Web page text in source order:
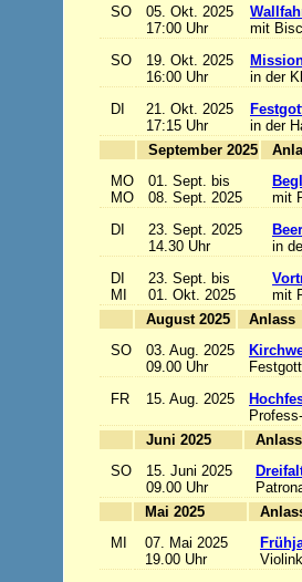
SO
05. Okt. 2025
17:00 Uhr
mit
SO
19. Okt. 2025
16:00 Uhr
in der
DI
21. Okt. 2025
17:15 Uhr
in der
September 2025
MO
MO
01. Sept. bis
08. Sept. 2025
mit
DI
23. Sept. 2025
14.30 Uhr
in
DI
MI
23. Sept. bis
01. Okt. 2025
mit
August 2025
SO
03. Aug. 2025
09.00 Uhr
FR
15. Aug. 2025
Juni 2025
SO
15. Juni 2025
09.00 Uhr
Mai 2025
MI
07. Mai 2025
19.00 Uhr